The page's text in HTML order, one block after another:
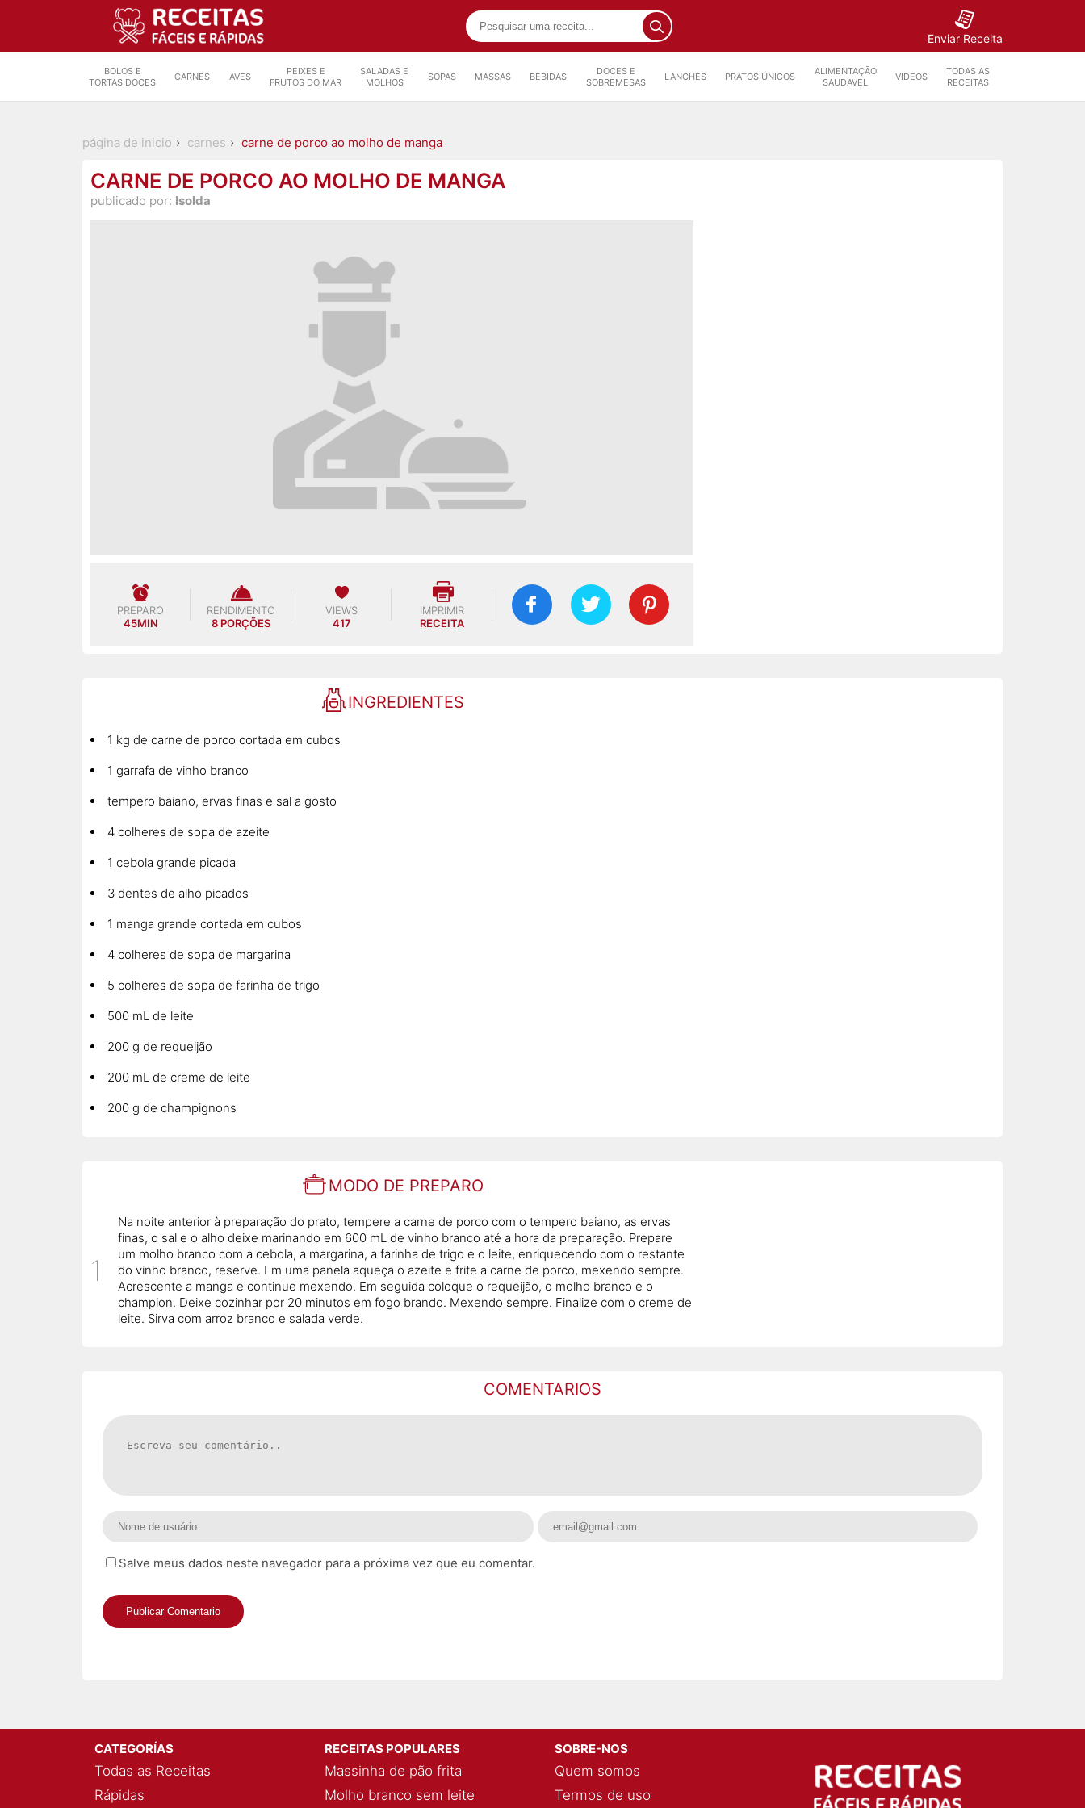
Enviar Receita
BOLOS E
TORTAS DOCES
CARNES AVES
PEIXES E
FRUTOS DO MAR
SALADAS E
MOLHOS
SOPAS MASSAS BEBIDAS
DOCES E
SOBREMESAS
LANCHES PRATOS ÚNICOS
ALIMENTAÇÃO
SAUDAVEL
VIDEOS
TODAS AS
RECEITAS
página de inicio carnes carne de porco ao molho de manga
CARNE DE PORCO AO MOLHO DE MANGA
publicado por: Isolda
PREPARO
45MIN
RENDIMENTO
8 PORÇÕES
VIEWS
417
IMPRIMIR
RECEITA
INGREDIENTES
1 kg de carne de porco cortada em cubos
1 garrafa de vinho branco
tempero baiano, ervas finas e sal a gosto
4 colheres de sopa de azeite
1 cebola grande picada
3 dentes de alho picados
1 manga grande cortada em cubos
4 colheres de sopa de margarina
5 colheres de sopa de farinha de trigo
500 mL de leite
200 g de requeijão
200 mL de creme de leite
200 g de champignons
MODO DE PREPARO
Na noite anterior à preparação do prato, tempere a carne de porco com o tempero baiano, as ervas
finas, o sal e o alho deixe marinando em 600 mL de vinho branco até a hora da preparação. Prepare
um molho branco com a cebola, a margarina, a farinha de trigo e o leite, enriquecendo com o restante
do vinho branco, reserve. Em uma panela aqueça o azeite e frite a carne de porco, mexendo sempre.
Acrescente a manga e continue mexendo. Em seguida coloque o requeijão, o molho branco e o
champion. Deixe cozinhar por 20 minutos em fogo brando. Mexendo sempre. Finalize com o creme de
leite. Sirva com arroz branco e salada verde.
COMENTARIOS
Salve meus dados neste navegador para a próxima vez que eu comentar.
CATEGORÍAS
Todas as Receitas
Rápidas
RECEITAS POPULARES
Massinha de pão frita
Molho branco sem leite
SOBRE-NOS
Quem somos
Termos de uso